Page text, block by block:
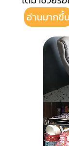
อ่านมากขึ้น